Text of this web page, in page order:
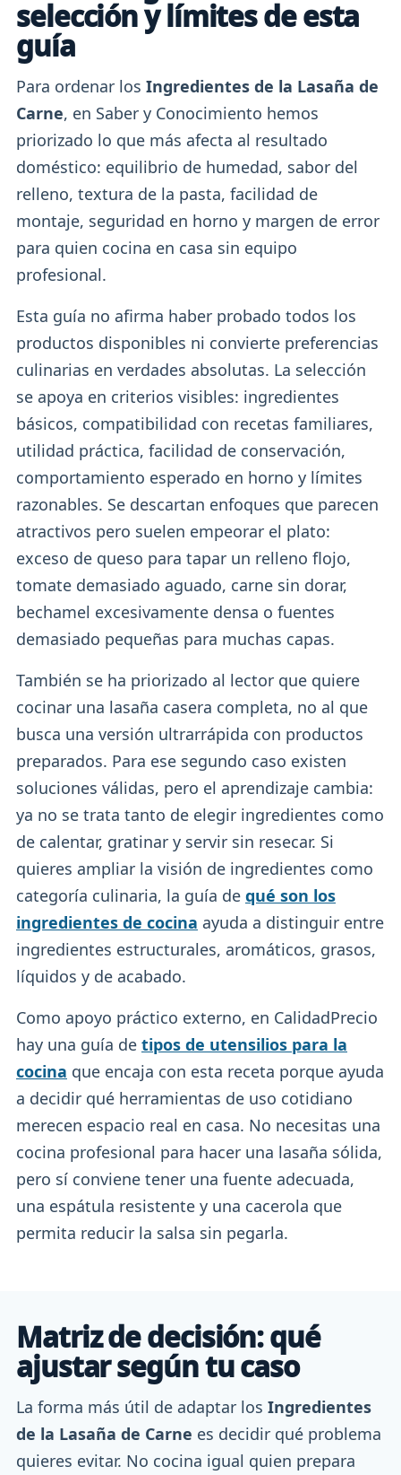
selección y límites de esta
guía
Para ordenar los Ingredientes de la Lasaña de
Carne, en Saber y Conocimiento hemos
priorizado lo que más afecta al resultado
doméstico: equilibrio de humedad, sabor del
relleno, textura de la pasta, facilidad de
montaje, seguridad en horno y margen de error
para quien cocina en casa sin equipo
profesional.
Esta guía no afirma haber probado todos los
productos disponibles ni convierte preferencias
culinarias en verdades absolutas. La selección
se apoya en criterios visibles: ingredientes
básicos, compatibilidad con recetas familiares,
utilidad práctica, facilidad de conservación,
comportamiento esperado en horno y límites
razonables. Se descartan enfoques que parecen
atractivos pero suelen empeorar el plato:
exceso de queso para tapar un relleno flojo,
tomate demasiado aguado, carne sin dorar,
bechamel excesivamente densa o fuentes
demasiado pequeñas para muchas capas.
También se ha priorizado al lector que quiere
cocinar una lasaña casera completa, no al que
busca una versión ultrarrápida con productos
preparados. Para ese segundo caso existen
soluciones válidas, pero el aprendizaje cambia:
ya no se trata tanto de elegir ingredientes como
de calentar, gratinar y servir sin resecar. Si
quieres ampliar la visión de ingredientes como
categoría culinaria, la guía de qué son los
ingredientes de cocina ayuda a distinguir entre
ingredientes estructurales, aromáticos, grasos,
líquidos y de acabado.
Como apoyo práctico externo, en CalidadPrecio
hay una guía de tipos de utensilios para la
cocina que encaja con esta receta porque ayuda
a decidir qué herramientas de uso cotidiano
merecen espacio real en casa. No necesitas una
cocina profesional para hacer una lasaña sólida,
pero sí conviene tener una fuente adecuada,
una espátula resistente y una cacerola que
permita reducir la salsa sin pegarla.
Matriz de decisión: qué
ajustar según tu caso
La forma más útil de adaptar los Ingredientes
de la Lasaña de Carne es decidir qué problema
quieres evitar. No cocina igual quien prepara